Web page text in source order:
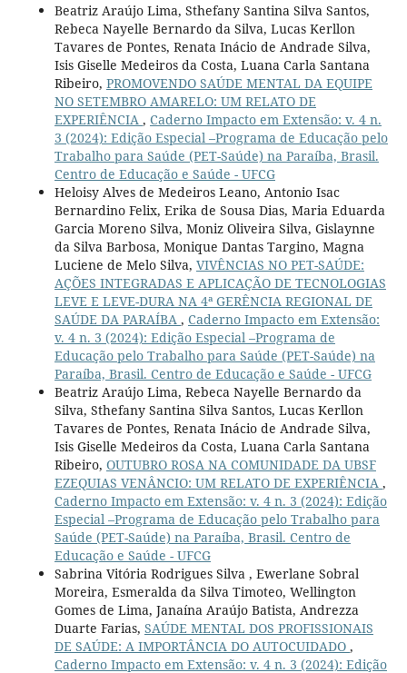
Beatriz Araújo Lima, Sthefany Santina Silva Santos,
Rebeca Nayelle Bernardo da Silva, Lucas Kerllon
Tavares de Pontes, Renata Inácio de Andrade Silva,
Isis Giselle Medeiros da Costa, Luana Carla Santana
Ribeiro, PROMOVENDO SAÚDE MENTAL DA EQUIPE
NO SETEMBRO AMARELO: UM RELATO DE
EXPERIÊNCIA , Caderno Impacto em Extensão: v. 4 n.
3 (2024): Edição Especial –Programa de Educação pelo
Trabalho para Saúde (PET-Saúde) na Paraíba, Brasil.
Centro de Educação e Saúde - UFCG
Heloisy Alves de Medeiros Leano, Antonio Isac
Bernardino Felix, Erika de Sousa Dias, Maria Eduarda
Garcia Moreno Silva, Moniz Oliveira Silva, Gislaynne
da Silva Barbosa, Monique Dantas Targino, Magna
Luciene de Melo Silva, VIVÊNCIAS NO PET-SAÚDE:
AÇÕES INTEGRADAS E APLICAÇÃO DE TECNOLOGIAS
LEVE E LEVE-DURA NA 4ª GERÊNCIA REGIONAL DE
SAÚDE DA PARAÍBA , Caderno Impacto em Extensão:
v. 4 n. 3 (2024): Edição Especial –Programa de
Educação pelo Trabalho para Saúde (PET-Saúde) na
Paraíba, Brasil. Centro de Educação e Saúde - UFCG
Beatriz Araújo Lima, Rebeca Nayelle Bernardo da
Silva, Sthefany Santina Silva Santos, Lucas Kerllon
Tavares de Pontes, Renata Inácio de Andrade Silva,
Isis Giselle Medeiros da Costa, Luana Carla Santana
Ribeiro, OUTUBRO ROSA NA COMUNIDADE DA UBSF
EZEQUIAS VENÂNCIO: UM RELATO DE EXPERIÊNCIA ,
Caderno Impacto em Extensão: v. 4 n. 3 (2024): Edição
Especial –Programa de Educação pelo Trabalho para
Saúde (PET-Saúde) na Paraíba, Brasil. Centro de
Educação e Saúde - UFCG
Sabrina Vitória Rodrigues Silva , Ewerlane Sobral
Moreira, Esmeralda da Silva Timoteo, Wellington
Gomes de Lima, Janaína Araújo Batista, Andrezza
Duarte Farias, SAÚDE MENTAL DOS PROFISSIONAIS
DE SAÚDE: A IMPORTÂNCIA DO AUTOCUIDADO ,
Caderno Impacto em Extensão: v. 4 n. 3 (2024): Edição